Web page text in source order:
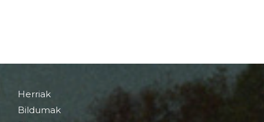
Herriak
Bildumak